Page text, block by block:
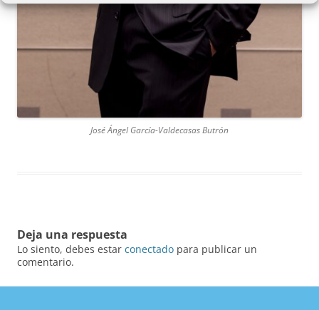
José Ángel García-Valdecasas Butrón
Deja una respuesta
Lo siento, debes estar conectado para publicar un
comentario.